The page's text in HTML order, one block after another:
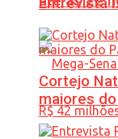
Cortejo
maiores